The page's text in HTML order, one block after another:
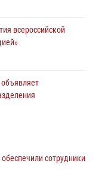
всероссийской
сотрудники